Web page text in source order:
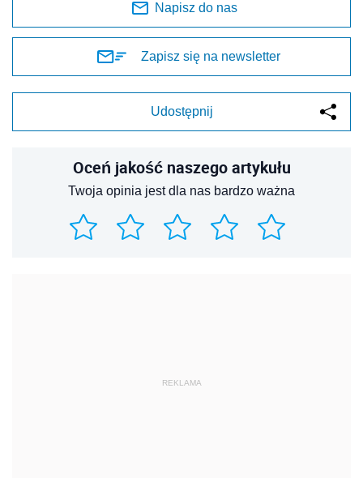
Napisz do nas
Zapisz się na newsletter
Udostępnij
Oceń jakość naszego artykułu
Twoja opinia jest dla nas bardzo ważna
REKLAMA